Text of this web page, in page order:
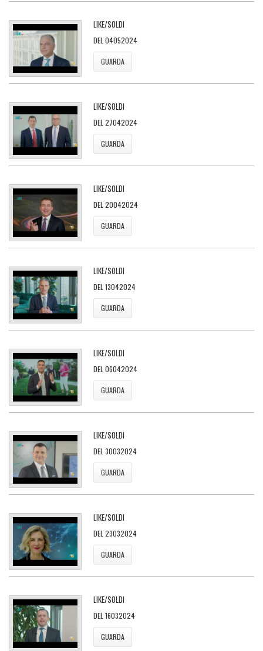
LIKE/SOLDI
DEL 04052024
GUARDA
LIKE/SOLDI
DEL 27042024
GUARDA
LIKE/SOLDI
DEL 20042024
GUARDA
LIKE/SOLDI
DEL 13042024
GUARDA
LIKE/SOLDI
DEL 06042024
GUARDA
LIKE/SOLDI
DEL 30032024
GUARDA
LIKE/SOLDI
DEL 23032024
GUARDA
LIKE/SOLDI
DEL 16032024
GUARDA